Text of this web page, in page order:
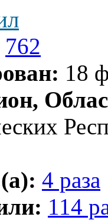
762
18
4 раза
114